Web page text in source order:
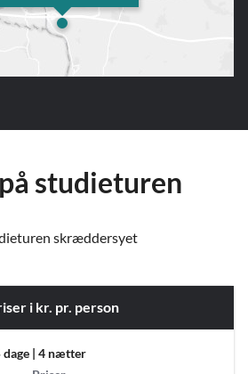
studieturen
skræddersyet
i kr. pr. person
dage | 4 nætter